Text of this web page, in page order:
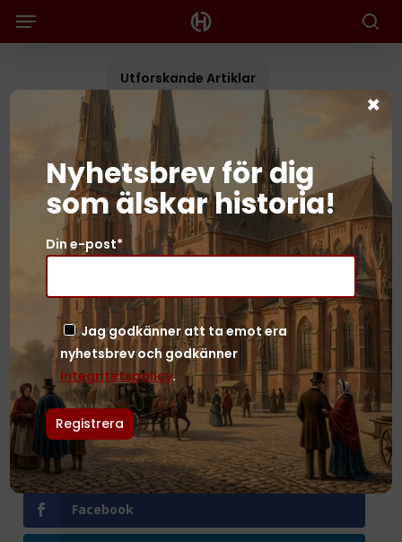
Sök
Menu
Utforskande Artiklar
10 fakta om Kinesiska
muren
Redaktionen 2024-07-30
Pinterest
Facebook
Nyhetsbrev för dig
som älskar historia!
Din e-post*
Jag godkänner att ta emot era
nyhetsbrev och godkänner
integritetspolicy.
×